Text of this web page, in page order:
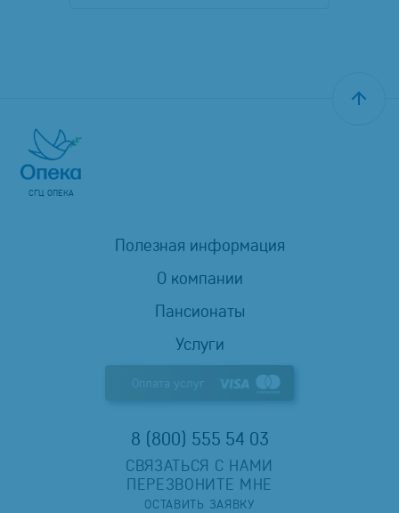
СГЦ ОПЕКА
Пансионаты
Услуги
Полезная информация
О компании
Оплата услуг
8 (800) 555 54 03
СВЯЗАТЬСЯ С НАМИ
ПЕРЕЗВОНИТЕ МНЕ
ОСТАВИТЬ ЗАЯВКУ